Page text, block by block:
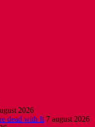
2026
dead with It 7 august 2026